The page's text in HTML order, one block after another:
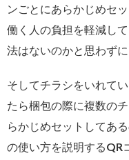
ンごとにあらかじめセ
働く人の負担を軽減し
法はないのかと思わずに
そしてチラシをいれて
たら梱包の際に複数の
らかじめセットしてあ
の使い方を説明するQR